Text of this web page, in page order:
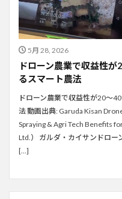
5月 28, 2026
ドローン農業で収益性
るスマート農法
ドローン農業で収益性が20〜
法 動画出典: Garuda Kisan
Spraying & Agri Tech Benefits
Ltd.） ガルダ・カイサンドロ
[…]